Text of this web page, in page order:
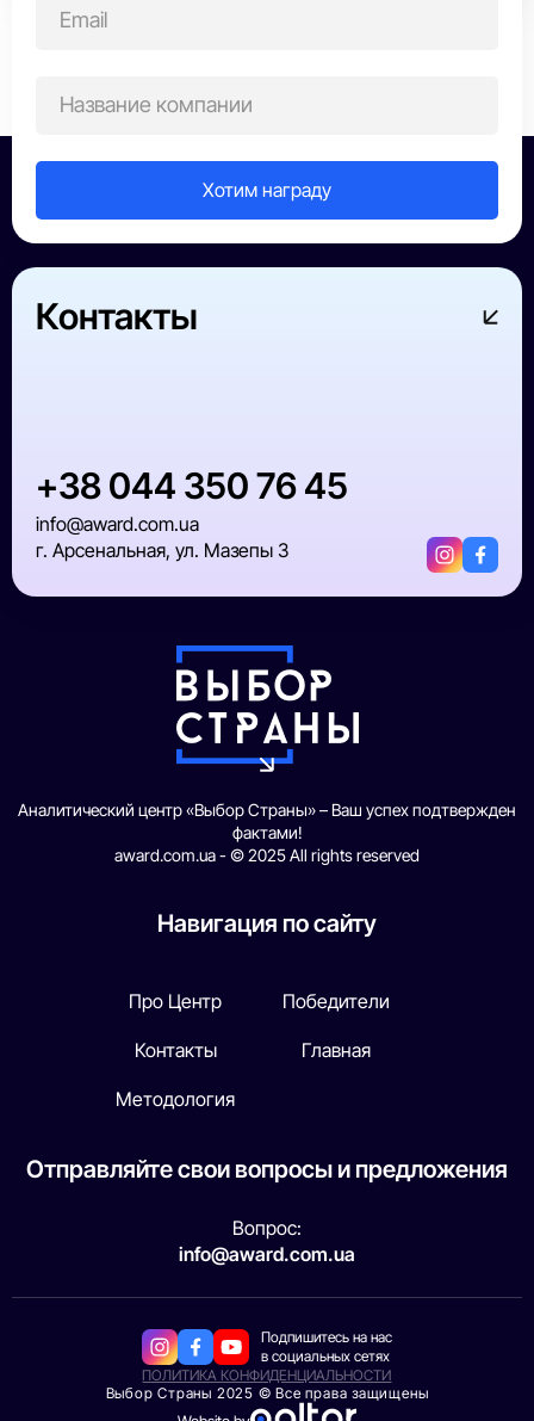
Контакты
+38 044 350 76 45
info@award.com.ua
г. Арсенальная, ул. Мазепы 3
Аналитический центр «Выбор Страны» – Ваш успех подтвержден
фактами!
award.com.ua - © 2025 All rights reserved
Навигация по сайту
Про Центр
Контакты
Методология
Победители
Главная
Отправляйте свои вопросы и предложения
Вопрос:
info@award.com.ua
Подпишитесь на нас
в социальных сетях
ПОЛИТИКА КОНФИДЕНЦИАЛЬНОСТИ
Выбор Страны 2025 © Все права защищены